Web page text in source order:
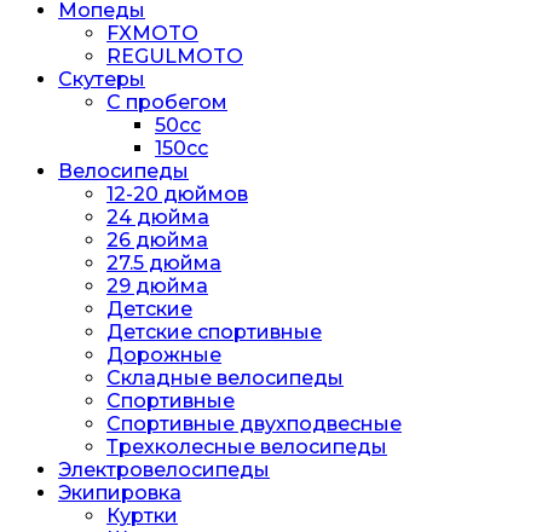
Мопеды
FXMOTO
REGULMOTO
Скутеры
С пробегом
50cc
150cc
Велосипеды
12-20 дюймов
24 дюйма
26 дюйма
27.5 дюйма
29 дюйма
Детские
Детские спортивные
Дорожные
Складные велосипеды
Спортивные
Спортивные двухподвесные
Трехколесные велосипеды
Электровелосипеды
Экипировка
Куртки